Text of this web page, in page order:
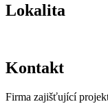
Lokalita
Kontakt
Firma zajišťující